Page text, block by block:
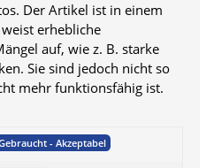
Der Artikel ist in einem
erhebliche
auf, wie z. B. starke
Sie sind jedoch nicht so
mehr funktionsfähig ist.
- Akzeptabel